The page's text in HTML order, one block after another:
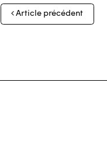
Navigation
des
Article précédent